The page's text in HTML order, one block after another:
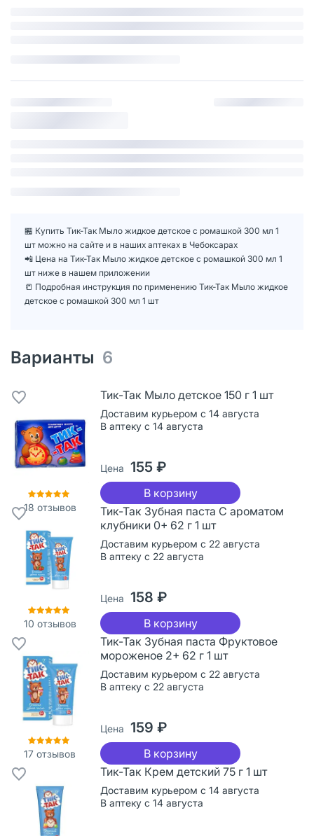
🏪 Купить Тик-Так Мыло жидкое детское с ромашкой 300 мл 1
шт можно на сайте и в наших аптеках в Чебоксарах
📲 Цена на Тик-Так Мыло жидкое детское с ромашкой 300 мл 1
шт ниже в нашем приложении
📒 Подробная инструкция по применению Тик-Так Мыло жидкое
детское с ромашкой 300 мл 1 шт
Варианты 6
18 отзывов
Тик-Так Мыло детское 150 г 1 шт
Доставим курьером с 14 августа
В аптеку с 14 августа
Цена 155 ₽
В корзину
10 отзывов
Тик-Так Зубная паста С ароматом
клубники 0+ 62 г 1 шт
Доставим курьером с 22 августа
В аптеку с 22 августа
Цена 158 ₽
В корзину
17 отзывов
Тик-Так Зубная паста Фруктовое
мороженое 2+ 62 г 1 шт
Доставим курьером с 22 августа
В аптеку с 22 августа
Цена 159 ₽
В корзину
Тик-Так Крем детский 75 г 1 шт
Доставим курьером с 14 августа
В аптеку с 14 августа